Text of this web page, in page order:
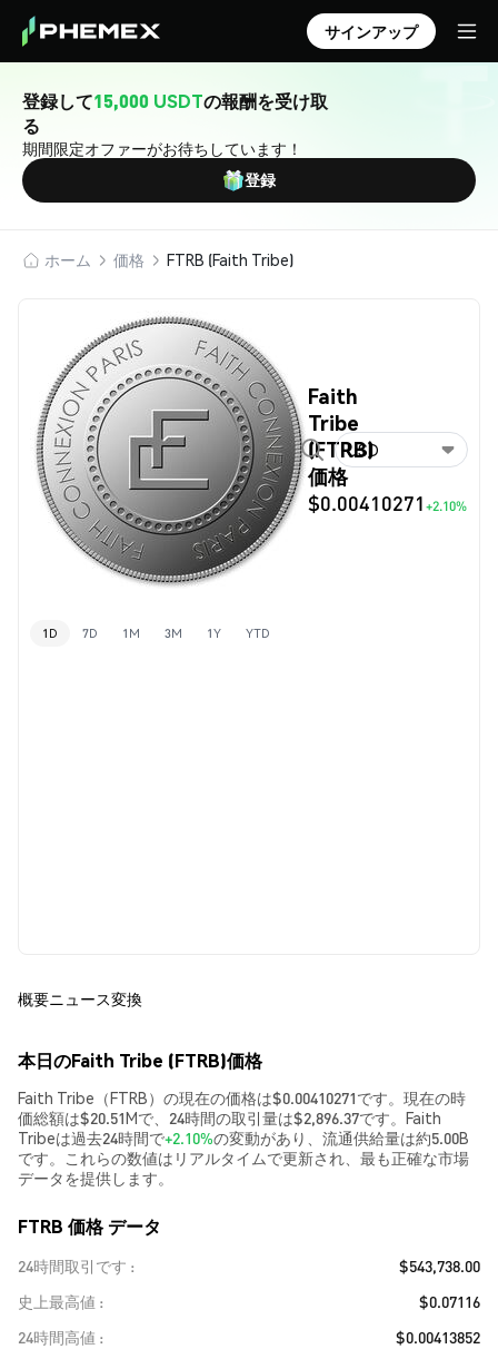
サインアップ
登録して15,000 USDTの報酬を受け取
る
期間限定オファーがお待ちしています！
登録
ホーム 価格 FTRB (Faith Tribe)
Faith
Tribe
(FTRB)
価格
$0.00410271 +2.10%
USD
1D 7D 1M 3M 1Y YTD
概要ニュース変換
本日のFaith Tribe (FTRB)価格
Faith Tribe（FTRB）の現在の価格は$0.00410271です。現在の時
価総額は$20.51Mで、24時間の取引量は$2,896.37です。Faith
Tribeは過去24時間で+2.10%の変動があり、流通供給量は約5.00B
です。これらの数値はリアルタイムで更新され、最も正確な市場
データを提供します。
FTRB 価格 データ
24時間取引です
$543,738.00
史上最高値
$0.07116
24時間高値
$0.00413852